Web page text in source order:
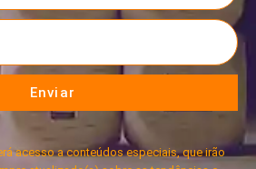
Enviar
acesso a conteúdos especiais, que irão